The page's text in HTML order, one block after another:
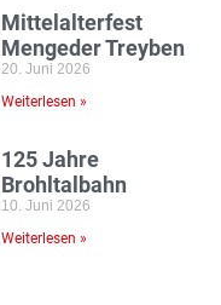
Mittelalterfest
Mengeder Treyben
20. Juni 2026
Weiterlesen »
125 Jahre
Brohltalbahn
10. Juni 2026
Weiterlesen »